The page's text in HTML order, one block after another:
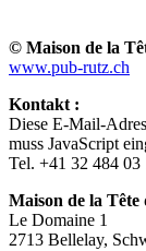
© Maison de la
www.pub-rutz.ch
Kontakt :
Diese E-Mail-
muss JavaScript
Tel. +41 32 484 03
Maison de la Tête
Le Domaine 1
2713 Bellelay,